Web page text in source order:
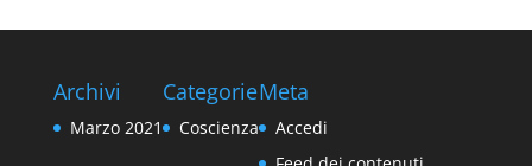
Archivi
Marzo 2021
Categorie
Coscienza
Meta
Accedi